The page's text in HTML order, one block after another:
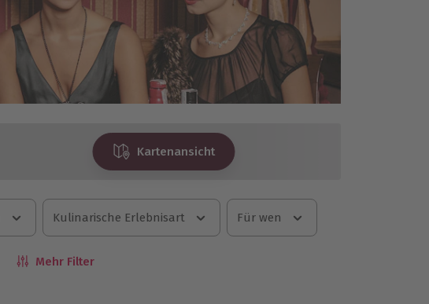
Kartenansicht
Kulinarische Erlebnisart Für wen
Mehr Filter